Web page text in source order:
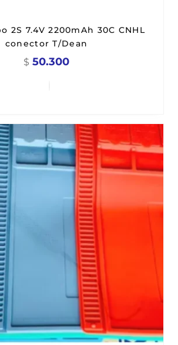
2S 7.4V 2200mAh 30C CNHL
conector T/Dean
$ 50.300